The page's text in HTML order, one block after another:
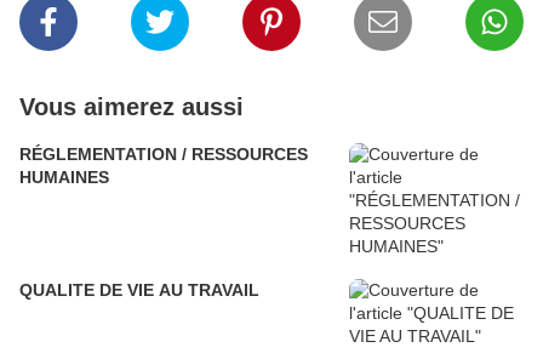
Vous aimerez aussi
RÉGLEMENTATION / RESSOURCES
HUMAINES
QUALITE DE VIE AU TRAVAIL